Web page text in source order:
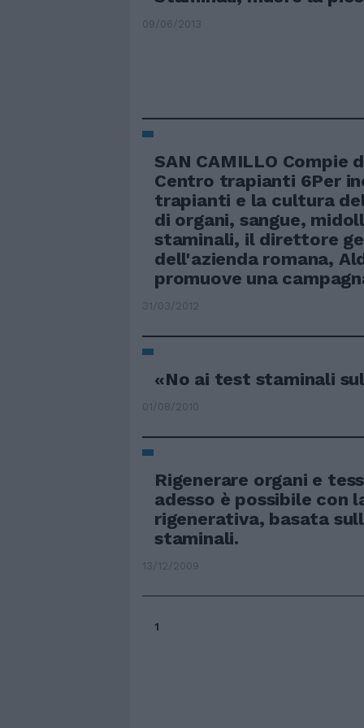
09/06/2013
SAN CAMILLO Compie
Centro trapianti 6Per
trapianti e la cultura
di organi, sangue,
staminali, il direttore
dell'azienda romana,
promuove una
31/03/2012
«No ai test staminali
01/08/2010
Rigenerare organi e
adesso è possibile con
rigenerativa, basata
staminali.
13/12/2009
1